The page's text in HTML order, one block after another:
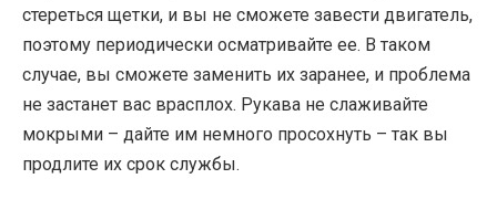
стереться щетки, и вы не сможете завести двигатель,
поэтому периодически осматривайте ее. В таком
случае, вы сможете заменить их заранее, и проблема
не застанет вас врасплох. Рукава не слаживайте
мокрыми – дайте им немного просохнуть – так вы
продлите их срок службы.